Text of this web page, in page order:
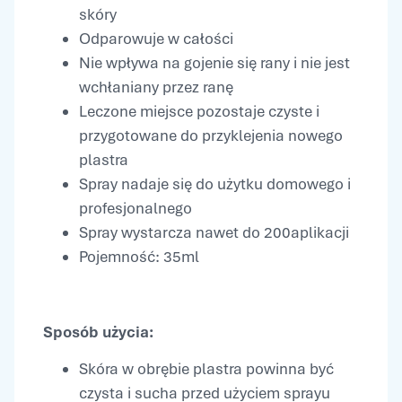
skóry
Odparowuje w całości
Nie wpływa na gojenie się rany i nie jest
wchłaniany przez ranę
Leczone miejsce pozostaje czyste i
przygotowane do przyklejenia nowego
plastra
Spray nadaje się do użytku domowego i
profesjonalnego
Spray wystarcza nawet do 200aplikacji
Pojemność: 35ml
Sposób użycia:
Skóra w obrębie plastra powinna być
czysta i sucha przed użyciem sprayu